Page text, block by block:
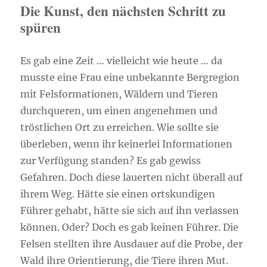
Die Kunst, den nächsten Schritt zu
spüren
Es gab eine Zeit … vielleicht wie heute … da
musste eine Frau eine unbekannte Bergregion
mit Felsformationen, Wäldern und Tieren
durchqueren, um einen angenehmen und
tröstlichen Ort zu erreichen. Wie sollte sie
überleben, wenn ihr keinerlei Informationen
zur Verfügung standen? Es gab gewiss
Gefahren. Doch diese lauerten nicht überall auf
ihrem Weg. Hätte sie einen ortskundigen
Führer gehabt, hätte sie sich auf ihn verlassen
können. Oder? Doch es gab keinen Führer. Die
Felsen stellten ihre Ausdauer auf die Probe, der
Wald ihre Orientierung, die Tiere ihren Mut.